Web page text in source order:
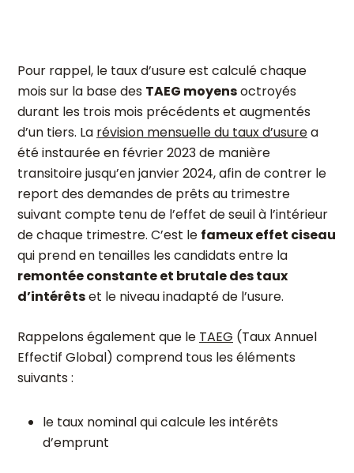
Pour rappel, le taux d’usure est calculé chaque
mois sur la base des TAEG moyensoctroyés
durant les trois mois précédents et augmentés
d’un tiers. La révision mensuelle du taux d’usurea
été instaurée en février 2023 de manière
transitoire jusqu’en janvier 2024, afin de contrer le
report des demandes de prêts au trimestre
suivant compte tenu de l’effet de seuil à l’intérieur
de chaque trimestre. C’est le fameux effet ciseau
qui prend en tenailles les candidats entre la
remontée constante et brutale des taux
d’intérêtset le niveau inadapté de l’usure.
Rappelons également que le TAEG (Taux Annuel
Effectif Global) comprend tous les éléments
suivants :
le taux nominal qui calcule les intérêts
d’emprunt